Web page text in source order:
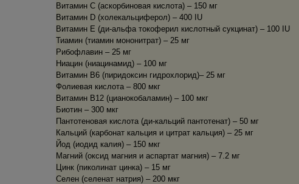
Витамин С (аскорбиновая кислота) – 150 мг
Витамин D (холекальциферол) – 400 IU
Витамин Е (ди-альфа токоферил кислотный сукцинат) – 100 IU
Тиамин (тиамин мононитрат) – 25 мг
Рибофлавин – 25 мг
Ниацин (ниацинамид) – 100 мг
Витамин В6 (пиридоксин гидрохлорид)– 25 мг
Фолиевая кислота – 800 мкг
Витамин В12 (цианокобаламин) – 100 мкг
Биотин – 300 мкг
Пантотеновая кислота (ди-кальций пантотенат) – 50 мг
Кальций (карбонат кальция и цитрат кальция) – 25 мг
Йод (иодид калия) – 150 мкг
Магний (оксид магния и аспартат магния) – 7.2 мг
Цинк (пиколинат цинка) – 15 мг
Селен (селенат натрия) – 200 мкг